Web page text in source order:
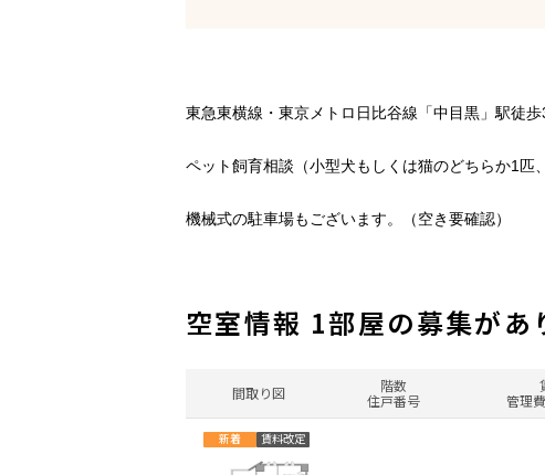
東急東横線・東京メトロ日比谷線「中目黒」駅徒
ペット飼育相談（小型犬もしくは猫のどちらか1匹
機械式の駐車場もございます。（空き要確認）
空室情報 1部屋の募集があ
間取り図
階数
住戸番号
管理
新着 賃料改定